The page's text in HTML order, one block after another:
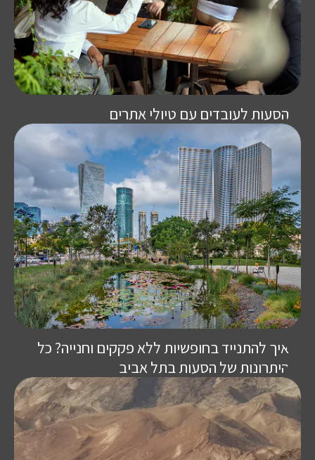
הסעות לעובדים עם טיולי אתרים
איך להתנייד בחופשיות ללא פקקים וחנייה? כל
היתרונות של הסעות בתל אביב